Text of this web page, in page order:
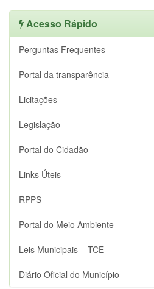
Acesso Rápido
Perguntas Frequentes
Portal da transparência
Licitações
Legislação
Portal do Cidadão
Links Úteis
RPPS
Portal do Meio Ambiente
Leis Municipais – TCE
Diário Oficial do Município